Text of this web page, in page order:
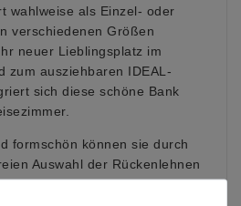
wahlweise als Einzel- oder
verschiedenen Größen
neuer Lieblingsplatz im
zum ausziehbaren IDEAL-
sich diese schöne Bank
formschön können sie durch
Auswahl der Rückenlehnen
Bank ein optisches